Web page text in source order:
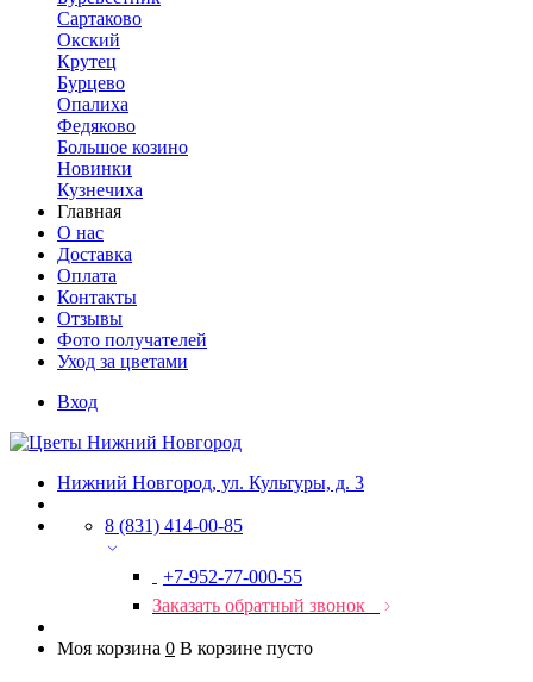
Сартаково
Окский
Крутец
Бурцево
Опалиха
Федяково
Большое козино
Новинки
Кузнечиха
Главная
О нас
Доставка
Оплата
Контакты
Отзывы
Фото получателей
Уход за цветами
Вход
Нижний Новгород, ул. Культуры, д. 3
8 (831) 414-00-85
+7-952-77-000-55
Заказать обратный звонок
Моя корзина 0 В корзине пусто